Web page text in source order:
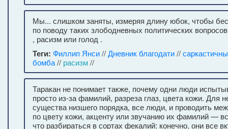
Мы... слишком заняты, измеряя длину юбок, чтобы
по поводу таких злободневных политических
, расизм или голод .
Теги: Филлип Янси//Дневник благодати//
бомба// расизм//
Таракан не понимает также, почему одни люди
просто из-за фамилий, разреза глаз, цвета кожи. Для
существа низшего порядка, все люди, и проводить
по цвету кожи, акценту или звучанию их фамилий —
что разбираться в сортах фекалий: конечно, они все